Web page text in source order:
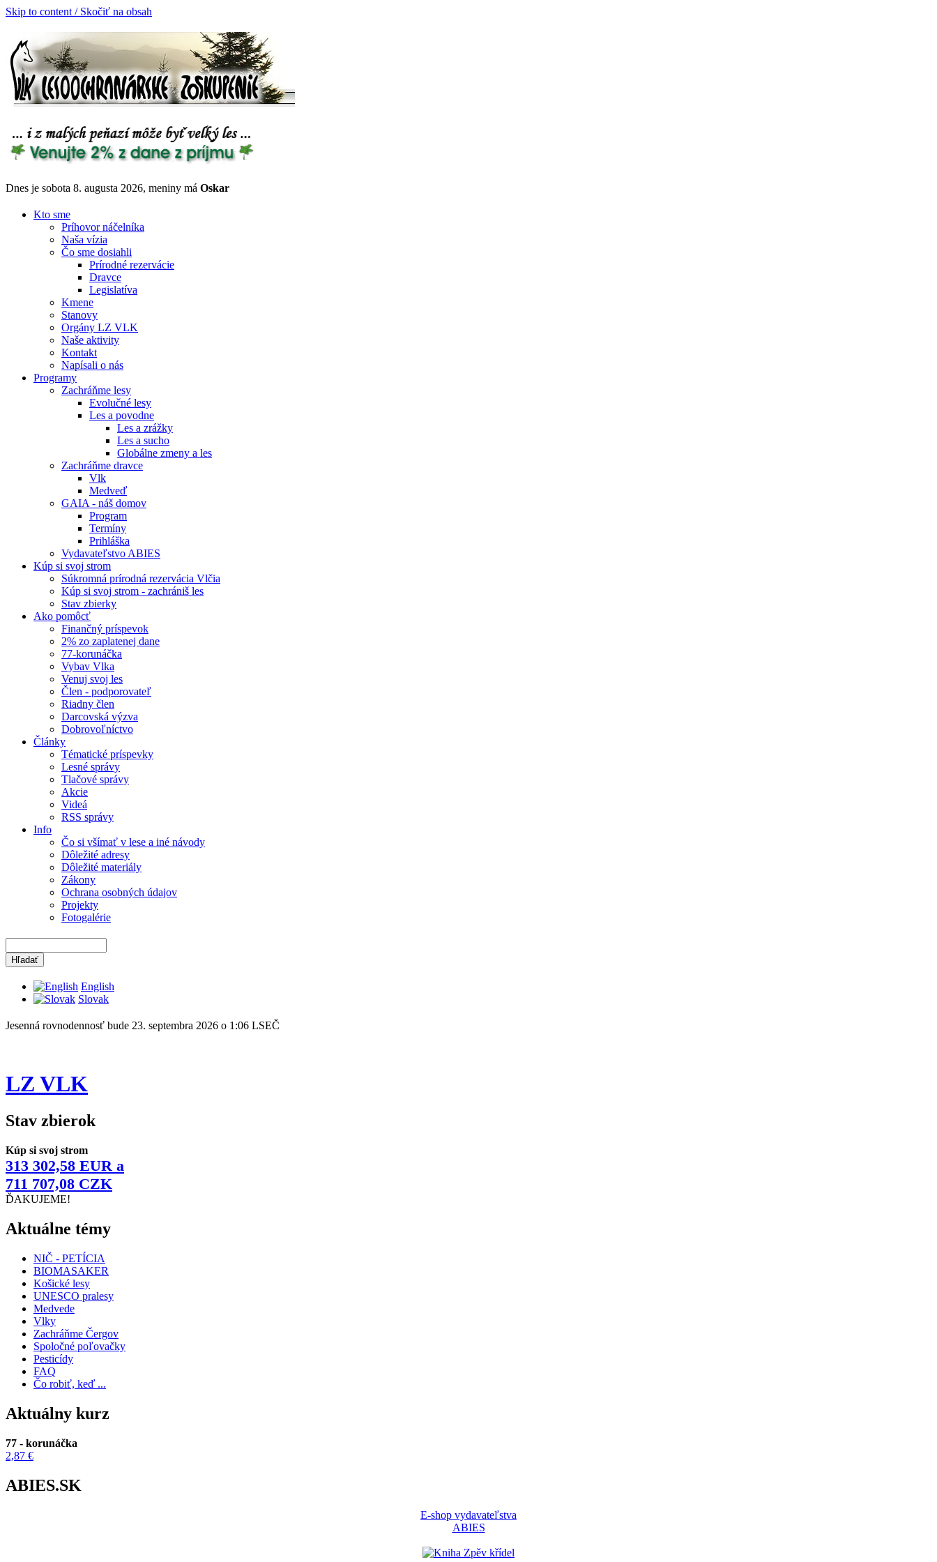
Skip to content / Skočiť na obsah
Dnes je sobota 8. augusta 2026, meniny má Oskar
Kto sme
Príhovor náčelníka
Naša vízia
Čo sme dosiahli
Prírodné rezervácie
Dravce
Legislatíva
Kmene
Stanovy
Orgány LZ VLK
Naše aktivity
Kontakt
Napísali o nás
Programy
Zachráňme lesy
Evolučné lesy
Les a povodne
Les a zrážky
Les a sucho
Globálne zmeny a les
Zachráňme dravce
Vlk
Medveď
GAIA - náš domov
Program
Termíny
Prihláška
Vydavateľstvo ABIES
Kúp si svoj strom
Súkromná prírodná rezervácia Vlčia
Kúp si svoj strom - zachrániš les
Stav zbierky
Ako pomôcť
Finančný príspevok
2% zo zaplatenej dane
77-korunáčka
Vybav Vlka
Venuj svoj les
Člen - podporovateľ
Riadny člen
Darcovská výzva
Dobrovoľníctvo
Články
Tématické príspevky
Lesné správy
Tlačové správy
Akcie
Videá
RSS správy
Info
Čo si všímať v lese a iné návody
Dôležité adresy
Dôležité materiály
Zákony
Ochrana osobných údajov
Projekty
Fotogalérie
English
Slovak
Jesenná rovnodennosť bude 23. septembra 2026 o 1:06 LSEČ
LZ VLK
Stav zbierok
Kúp si svoj strom
313 302,58 EUR a
711 707,08 CZK
ĎAKUJEME!
Aktuálne témy
NIČ - PETÍCIA
BIOMASAKER
Košické lesy
UNESCO pralesy
Medvede
Vlky
Zachráňme Čergov
Spoločné poľovačky
Pesticídy
FAQ
Čo robiť, keď ...
Aktuálny kurz
77 - korunáčka
2,87 €
ABIES.SK
E-shop vydavateľstva
ABIES